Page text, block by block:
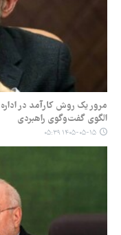
مرور یک روش کارآمد در
الگوی گفت‌وگوی راهبردی
۱۴۰۵-۰۵-۱۵ ۰۵:۳۹